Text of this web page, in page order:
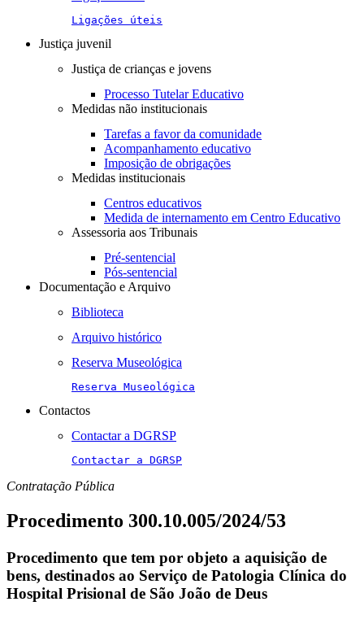
Ligações úteis
Justiça juvenil
Justiça de crianças e jovens
Processo Tutelar Educativo
Medidas não institucionais
Tarefas a favor da comunidade
Acompanhamento educativo
Imposição de obrigações
Medidas institucionais
Centros educativos
Medida de internamento em Centro Educativo
Assessoria aos Tribunais
Pré-sentencial
Pós-sentencial
Documentação e Arquivo
Biblioteca
Arquivo histórico
Reserva Museológica
Reserva Museológica
Contactos
Contactar a DGRSP
Contactar a DGRSP
Contratação Pública
Procedimento 300.10.005/2024/53
Procedimento que tem por objeto a aquisição de
bens, destinados ao Serviço de Patologia Clínica do
Hospital Prisional de São João de Deus